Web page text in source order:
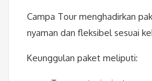
Campa Tour menghadirkan
nyaman dan fleksibel sesuai
Keunggulan paket meliputi: